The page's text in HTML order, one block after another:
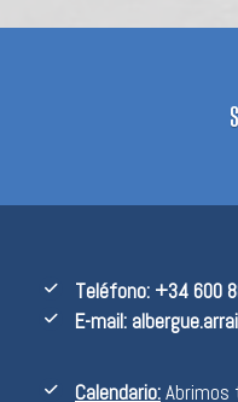
Teléfono: +34 600
E-mail:
Calendario:Abrimos